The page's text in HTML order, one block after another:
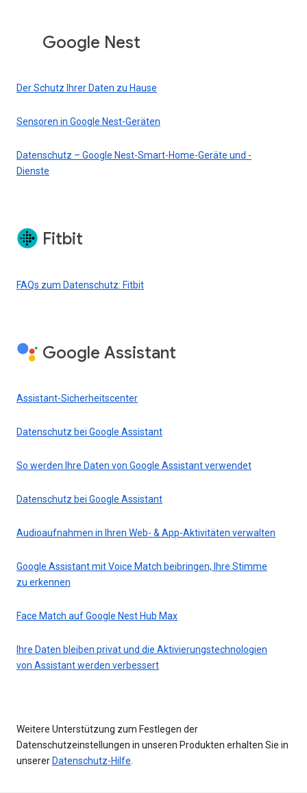
Google Nest
Der Schutz Ihrer Daten zu Hause
Sensoren in Google Nest-Geräten
Datenschutz – Google Nest-Smart-Home-Geräte und -
Dienste
Fitbit
FAQs zum Datenschutz: Fitbit
Google Assistant
Assistant-Sicherheitscenter
Datenschutz bei Google Assistant
So werden Ihre Daten von Google Assistant verwendet
Datenschutz bei Google Assistant
Audioaufnahmen in Ihren Web- & App-Aktivitäten verwalten
Google Assistant mit Voice Match beibringen, Ihre Stimme
zu erkennen
Face Match auf Google Nest Hub Max
Ihre Daten bleiben privat und die Aktivierungstechnologien
von Assistant werden verbessert
Weitere Unterstützung zum Festlegen der
Datenschutzeinstellungen in unseren Produkten erhalten Sie in
unserer Datenschutz-Hilfe.